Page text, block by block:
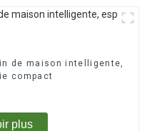
de maison intelligente,
compact
plus